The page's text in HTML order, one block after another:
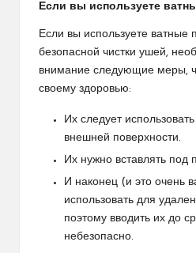
Если вы используете
Если вы используете ватные
безопасной чистки ушей,
внимание следующие меры,
своему здоровью:
Их следует
внешней поверхности.
Их нужно вставлять под
И наконец (и это очень
использовать для
поэтому вводить их до
небезопасно.